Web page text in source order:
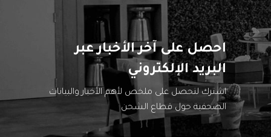
احصل على آخر الأخبار عبر
البريد الإلكتروني
اشترك لتحصل على ملخص لأهم الأخبار والبيانات
الصحفية حول قطاع الشحن